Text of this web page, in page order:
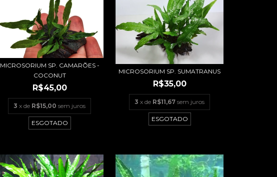
MICROSORIUM SP. CAMARÕES -
COCONUT
R$45,00
3 x de R$15,00 sem juros
ESGOTADO
MICROSORIUM SP. SUMATRANUS
R$35,00
3 x de R$11,67 sem juros
ESGOTADO